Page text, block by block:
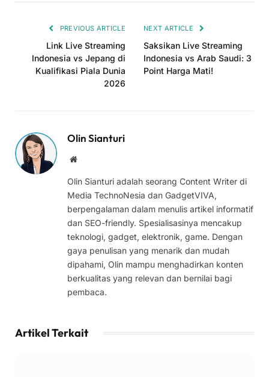
PREVIOUS ARTICLE
Link Live Streaming
Indonesia vs Jepang di
Kualifikasi Piala Dunia
2026
NEXT ARTICLE
Saksikan Live Streaming
Indonesia vs Arab Saudi: 3
Point Harga Mati!
Olin Sianturi
Website
Olin Sianturi adalah seorang Content Writer di
Media TechnoNesia dan GadgetVIVA,
berpengalaman dalam menulis artikel informatif
dan SEO-friendly. Spesialisasinya mencakup
teknologi, gadget, elektronik, game. Dengan
gaya penulisan yang menarik dan mudah
dipahami, Olin mampu menghadirkan konten
berkualitas yang relevan dan bernilai bagi
pembaca.
Artikel Terkait